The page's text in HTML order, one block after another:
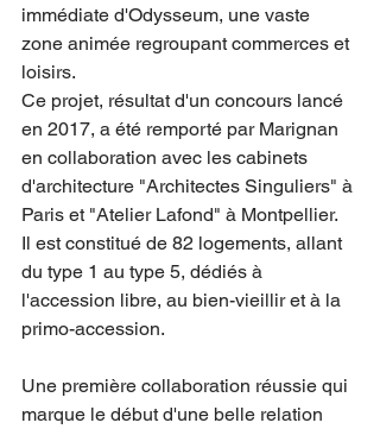
immédiate d'Odysseum, une vaste
zone animée regroupant commerces et
loisirs.
Ce projet, résultat d'un concours lancé
en 2017, a été remporté par Marignan
en collaboration avec les cabinets
d'architecture "Architectes Singuliers" à
Paris et "Atelier Lafond" à Montpellier.
Il est constitué de 82 logements, allant
du type 1 au type 5, dédiés à
l'accession libre, au bien-vieillir et à la
primo-accession.
Une première collaboration réussie qui
marque le début d'une belle relation